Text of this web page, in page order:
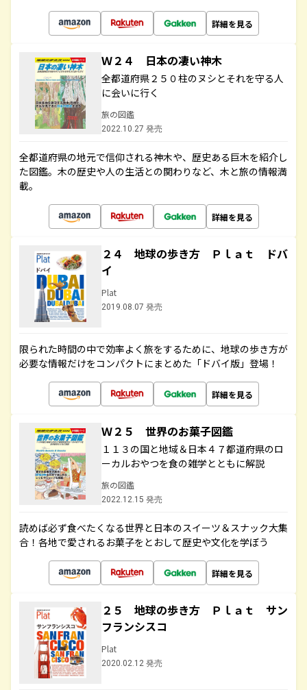
詳細を見る
Ｗ２４ 日本の凄い神木
全都道府県２５０柱のヌシとそれを守る人
に会いに行く
旅の図鑑
2022.10.27 発売
全都道府県の地元で信仰される神木や、歴史ある巨木を紹介し
た図鑑。木の歴史や人の生活との関わりなど、木と旅の情報満
載。
詳細を見る
２４ 地球の歩き方 Ｐｌａｔ ドバ
イ
Plat
2019.08.07 発売
限られた時間の中で効率よく旅をするために、地球の歩き方が
必要な情報だけをコンパクトにまとめた「ドバイ版」登場！
詳細を見る
Ｗ２５ 世界のお菓子図鑑
１１３の国と地域＆日本４７都道府県のロ
ーカルおやつを食の雑学とともに解説
旅の図鑑
2022.12.15 発売
読めば必ず食べたくなる世界と日本のスイーツ＆スナック大集
合！各地で愛されるお菓子をとおして歴史や文化を学ぼう
詳細を見る
２５ 地球の歩き方 Ｐｌａｔ サン
フランシスコ
Plat
2020.02.12 発売